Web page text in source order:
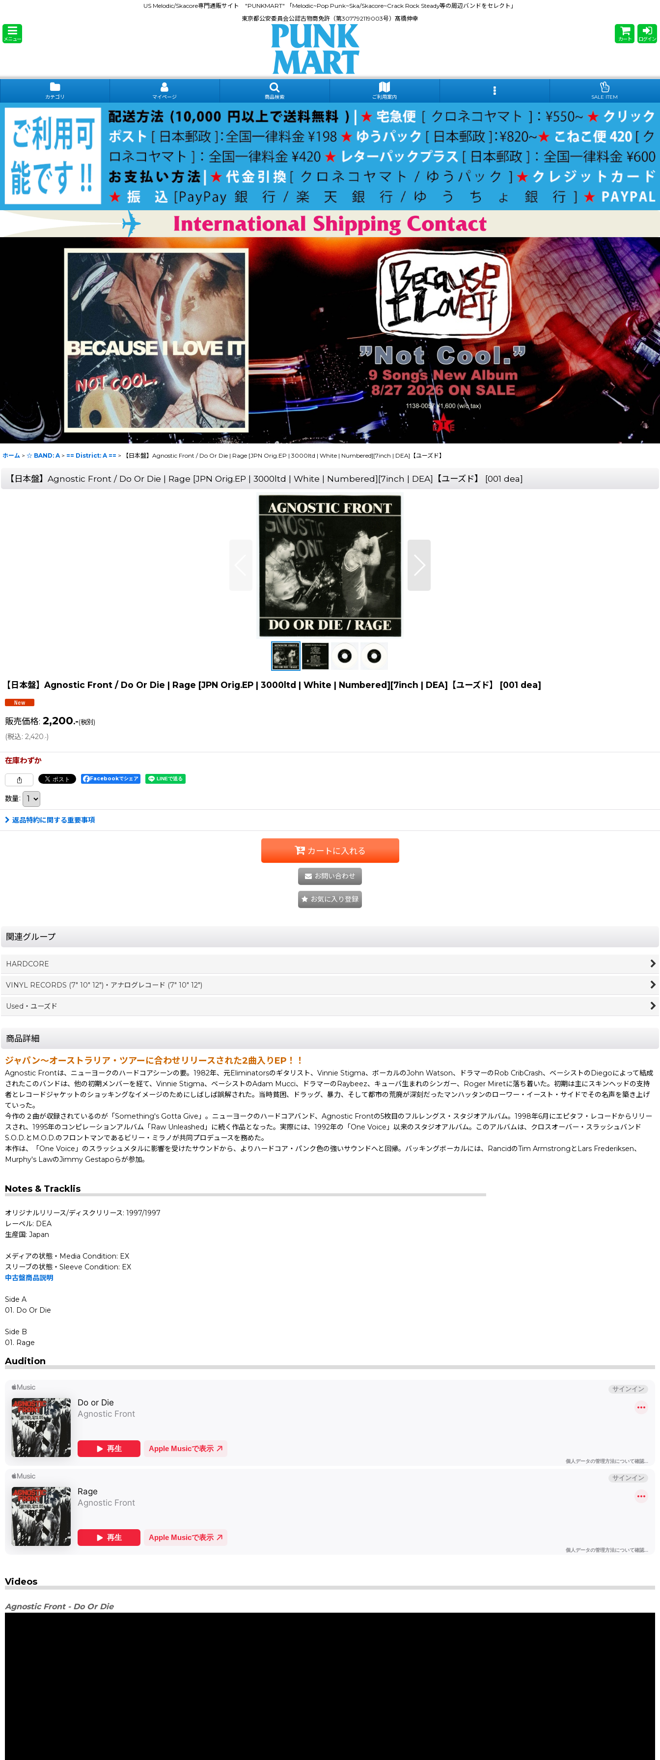
US Melodic/Skacore専門通販サイト "PUNKMART" 「Melodic~Pop Punk~Ska/Skacore~Crack Rock Steady等の周辺バンドをセレクト」
東京都公安委員会公認古物商免許（第307792119003号）髙橋伸幸
メニュー カート ログイン
カテゴリ マイページ 商品検索 ご利用案内 SALE ITEM
ホーム > ☆ BAND: A > == District: A == > 【日本盤】Agnostic Front / Do Or Die | Rage [JPN Orig.EP | 3000ltd | White | Numbered][7inch | DEA]【ユーズド】
【日本盤】Agnostic Front / Do Or Die | Rage [JPN Orig.EP | 3000ltd | White | Numbered][7inch | DEA]【ユーズド】 [001 dea]
【日本盤】Agnostic Front / Do Or Die | Rage [JPN Orig.EP | 3000ltd | White | Numbered][7inch | DEA]【ユーズド】 [001 dea]
販売価格: 2,200.-(税別)
(税込: 2,420.-)
在庫わずか
Facebookでシェア
数量:
返品特約に関する重要事項
カートに入れる
お問い合わせ
お気に入り登録
関連グループ
HARDCORE
VINYL RECORDS (7" 10" 12")・アナログレコード (7" 10" 12")
Used・ユーズド
商品詳細
ジャパン〜オーストラリア・ツアーに合わせリリースされた2曲入りEP！！
Agnostic Frontは、ニューヨークのハードコアシーンの要。1982年、元Eliminatorsのギタリスト、Vinnie Stigma、ボーカルのJohn Watson、ドラマーのRob CribCrash、ベーシストのDiegoによって結成
されたこのバンドは、他の初期メンバーを経て、Vinnie Stigma、ベーシストのAdam Mucci、ドラマーのRaybeez、キューバ生まれのシンガー、Roger Miretに落ち着いた。初期は主にスキンヘッドの支持
者とレコードジャケットのショッキングなイメージのためにしばしば誤解された。当時貧困、ドラッグ、暴力、そして都市の荒廃が深刻だったマンハッタンのローワー・イースト・サイドでその名声を築き上げ
ていった。
今作の２曲が収録されているのが「Something's Gotta Give」。ニューヨークのハードコアバンド、Agnostic Frontの5枚目のフルレングス・スタジオアルバム。1998年6月にエピタフ・レコードからリリー
スされ、1995年のコンピレーションアルバム「Raw Unleashed」に続く作品となった。実際には、1992年の「One Voice」以来のスタジオアルバム。このアルバムは、クロスオーバー・スラッシュバンド
S.O.D.とM.O.D.のフロントマンであるビリー・ミラノが共同プロデュースを務めた。
本作は、「One Voice」のスラッシュメタルに影響を受けたサウンドから、よりハードコア・パンク色の強いサウンドへと回帰。バッキングボーカルには、RancidのTim ArmstrongとLars Frederiksen、
Murphy's LawのJimmy Gestapoらが参加。
Notes & Tracklis
オリジナルリリース/ディスクリリース: 1997/1997
レーベル: DEA
生産国: Japan
メディアの状態・Media Condition: EX
スリーブの状態・Sleeve Condition: EX
中古盤商品説明
Side A
01. Do Or Die
Side B
01. Rage
Audition
Videos
Agnostic Front - Do Or Die